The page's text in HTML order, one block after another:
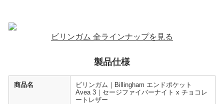
ビリンガム 全ラインナップを見る
製品仕様
商品名
ビリンガム｜Billingham エンドポケット
Avea 3｜セージファイバーナイト x チョコレ
ートレザー